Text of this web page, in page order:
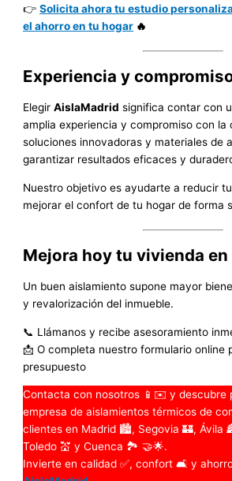
👉Solicita ahora tu estudio
el ahorro en tu hogar 🔥
Experiencia y
ElegirAislaMadrid significa contar con
amplia experiencia y compromiso con la
soluciones innovadoras y materiales de
garantizar resultados eficaces y
Nuestro objetivo es ayudarte a reducir
mejorar el confort de tu hogar de forma
Mejora hoy tu vivienda en
Un buen aislamiento supone mayor
y revalorización del inmueble.
📞 Llámanos y recibe asesoramiento
📩 O completa nuestro formulario online
presupuesto
Contacta con nosotros 📱✉️ y descubre
empresa de aislamientos térmicos de
clientes en Madrid 🏙️, Segovia 🏰, Ávila
Toledo 💒 y Cuenca 🏞️ 🤝🌟.
Invierte en calidad ✅, confort 🛋️ y